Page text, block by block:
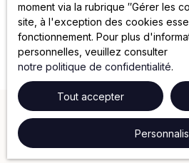
moment via la rubrique ″Gérer les
site, à l'exception des cookies
fonctionnement. Pour plus
personnelles, veuillez consulter
notre politique de confidentialité.
Tout accepter